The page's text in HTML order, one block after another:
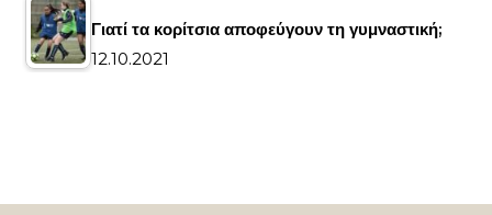
Γιατί τα κορίτσια αποφεύγουν τη γυμναστική;
12.10.2021